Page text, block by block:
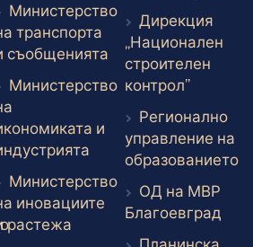
линк
Министерство
транспорта
съобщенията Външен линк
Министерство
и
Външен линк
Министерство
иновациите
растежа Външен линк
Дирекция
„Национален
строителен
контрол”Външен
Регионално
управление на
образованието
ОД на МВР
Благоевград